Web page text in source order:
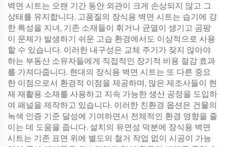
벽면 시트는 오랜 기간 동안 외관이 크게 손상되지 않고 그
상태를 유지합니다. 고품질의 장식용 벽면 시트는 습기에 강
한 특성을 지녀, 기존 소재들이 휘거나 균열이 생기고 곰팡
이 문제가 발생하기 쉬운 고습 환경에서도 이상적으로 사용
할 수 있습니다. 이러한 내구성은 교체 주기가 잦지 않아야
하는 부동산 소유자들에게 직접적인 장기적 비용 절감 효과
를 가져다줍니다. 현대의 장식용 벽면 시트는 또 다른 중요
한 이점으로서 환경적 이점을 제공하며, 많은 제조사들이 현
재 재활용 소재를 사용하고 지속 가능한 생산 공정을 도입하
여 패널을 제작하고 있습니다. 이러한 친환경 옵션은 건물의
녹색 인증 기준 달성에 기여하면서 전체적인 환경 영향을 줄
이는 데 도움을 줍니다. 설치의 유연성 덕분에 장식용 벽면
시트는 기존 표면 위에 별도의 철거 작업 없이 시공이 가능